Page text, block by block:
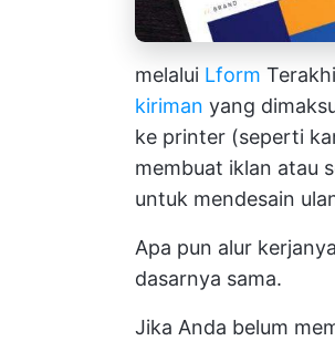
melalui Lform
kiriman yang
ke printer (seperti
membuat iklan atau
untuk mendesain
Apa pun alur
dasarnya sama.
Jika Anda belum